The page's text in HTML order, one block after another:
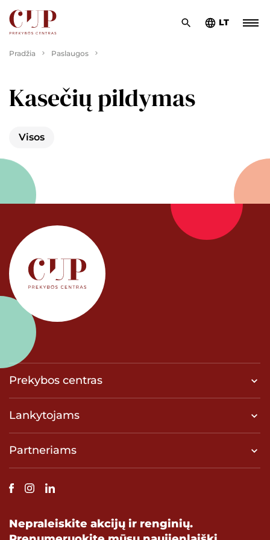
LT
Pradžia Paslaugos
Kasečių pildymas
Visos
Prekybos centras
Lankytojams
Partneriams
Nepraleiskite akcijų ir renginių.